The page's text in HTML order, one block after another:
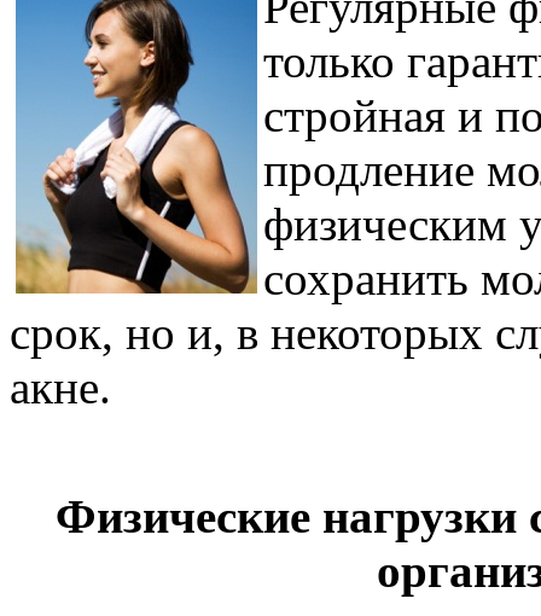
только
стройная и
продление
физическим
сохранить
срок, но и, в некоторых
акне.
Физические нагрузки